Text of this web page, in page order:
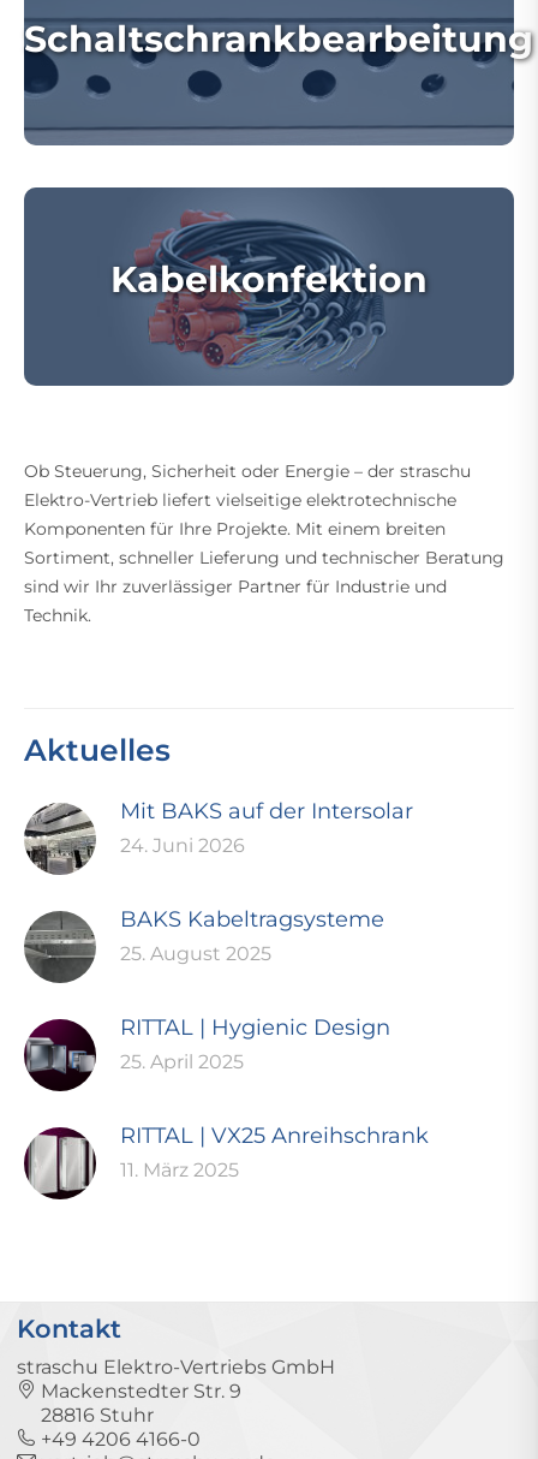
Schaltschrankbearbeitung
Kabelkonfektion
Ob Steuerung, Sicherheit oder Energie – der straschu
Elektro-Vertrieb liefert vielseitige elektrotechnische
Komponenten für Ihre Projekte. Mit einem breiten
Sortiment, schneller Lieferung und technischer Beratung
sind wir Ihr zuverlässiger Partner für Industrie und
Technik.
Aktuelles
Mit BAKS auf der Intersolar
24. Juni 2026
BAKS Kabeltragsysteme
25. August 2025
RITTAL | Hygienic Design
25. April 2025
RITTAL | VX25 Anreihschrank
11. März 2025
Kontakt
straschu Elektro-Vertriebs GmbH
Mackenstedter Str. 9
28816 Stuhr
+49 4206 4166-0